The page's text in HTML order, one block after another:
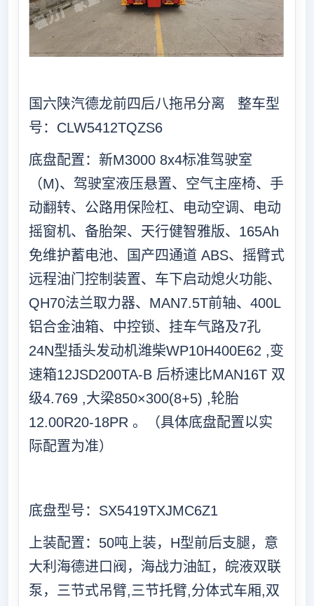
国六陕汽德龙前四后八拖吊分离 整车型
号：CLW5412TQZS6
底盘配置：新M3000 8x4标准驾驶室
（M)、驾驶室液压悬置、空气主座椅、手
动翻转、公路用保险杠、电动空调、电动
摇窗机、备胎架、天行健智雅版、165Ah
免维护蓄电池、国产四通道 ABS、摇臂式
远程油门控制装置、车下启动熄火功能、
QH70法兰取力器、MAN7.5T前轴、400L
铝合金油箱、中控锁、挂车气路及7孔
24N型插头发动机潍柴WP10H400E62 ,变
速箱12JSD200TA-B 后桥速比MAN16T 双
级4.769 ,大梁850×300(8+5) ,轮胎
12.00R20-18PR 。（具体底盘配置以实
际配置为准）
底盘型号：SX5419TXJMC6Z1
上装配置：50吨上装，H型前后支腿，意
大利海德进口阀，海战力油缸，皖液双联
泵，三节式吊臂,三节托臂,分体式车厢,双